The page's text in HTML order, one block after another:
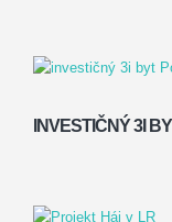
INVESTIČNÝ 3I